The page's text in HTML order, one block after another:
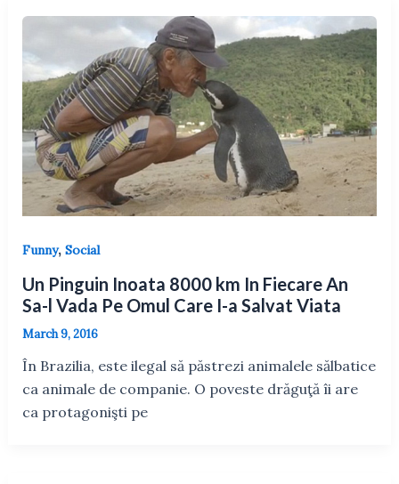
Funny, Social
Un Pinguin Inoata 8000 km In Fiecare An
Sa-l Vada Pe Omul Care I-a Salvat Viata
March 9, 2016
În Brazilia, este ilegal să păstrezi animalele sălbatice
ca animale de companie. O poveste drăguţă îi are
ca protagonişti pe